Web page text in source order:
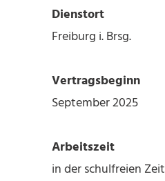
Dienstort
Freiburg i. Brsg.
Vertragsbeginn
September 2025
Arbeitszeit
in der schulfreien Zeit